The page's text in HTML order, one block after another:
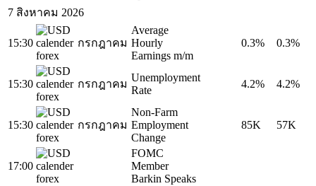
7 สิงหาคม 2026
15:30 กรกฎาคม
Average
Hourly
Earnings m/m
0.3% 0.3%
15:30 กรกฎาคม
Unemployment
Rate
4.2% 4.2%
15:30 กรกฎาคม
Non-Farm
Employment
Change
85K 57K
17:00
FOMC
Member
Barkin Speaks